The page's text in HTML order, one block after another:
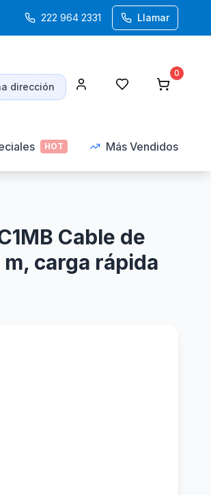
222 964 2331 Llamar
dirección
0
HOT Más Vendidos
Cable de
m, carga rápida